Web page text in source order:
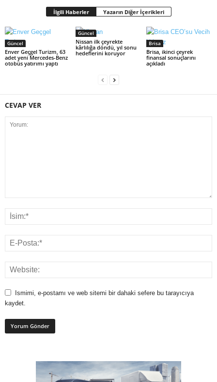
İlgili Haberler Yazarın Diğer İçerikleri
Güncel
Enver Geçgel Turizm, 63
adet yeni Mercedes-Benz
otobüs yatırımı yaptı
Güncel
Nissan ilk çeyrekte
kârlılığa döndü, yıl sonu
hedeflerini koruyor
Brisa
Brisa, ikinci çeyrek
finansal sonuçlarını
açıkladı
CEVAP VER
Ismimi, e-postamı ve web sitemi bir dahaki sefere bu tarayıcıya
kaydet.